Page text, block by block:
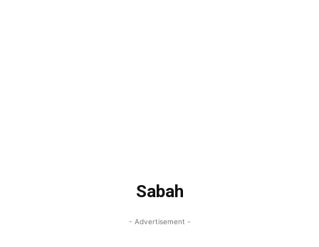
Sabah
- Advertisement -